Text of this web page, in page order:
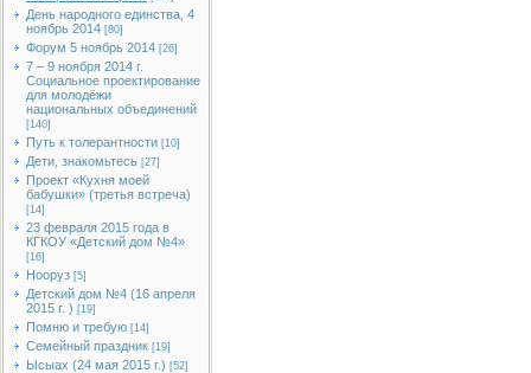
День народного единства, 4
ноябрь 2014 [80]
Форум 5 ноябрь 2014 [26]
7 – 9 ноября 2014 г.
Социальное проектирование
для молодёжи
национальных объединений
[140]
Путь к толерантности [10]
Дети, знакомьтесь [27]
Проект «Кухня моей
бабушки» (третья встреча)
[14]
23 февраля 2015 года в
КГКОУ «Детский дом №4»
[16]
Нооруз [5]
Детский дом №4 (16 апреля
2015 г. ) [19]
Помню и требую [14]
Семейный праздник [19]
Ысыах (24 мая 2015 г.) [52]